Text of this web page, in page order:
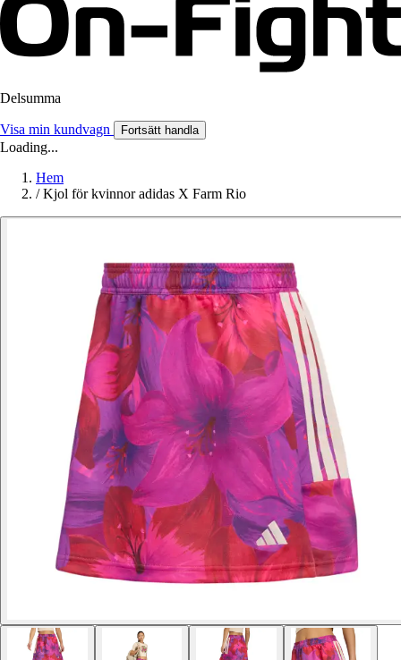
Delsumma
Visa min kundvagn Fortsätt handla
Loading...
Hem
/ Kjol för kvinnor adidas X Farm Rio